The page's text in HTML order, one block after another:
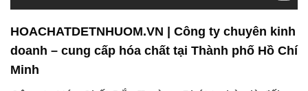
HOACHATDETNHUOM.VN | Công ty chuyên kinh
doanh – cung cấp hóa chất tại Thành phố Hồ Chí
Minh